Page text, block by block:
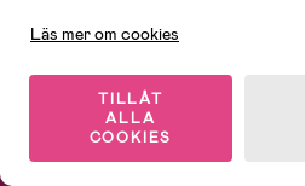
49 kr
Läs mer om cookies
TILLÅT
ALLA
COOKIES